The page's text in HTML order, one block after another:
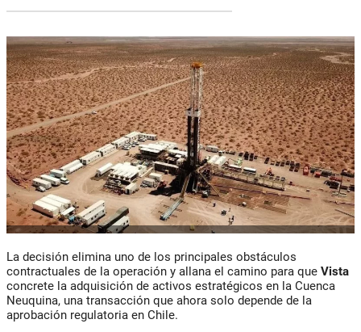
La decisión elimina uno de los principales obstáculos
contractuales de la operación y allana el camino para que Vista
concrete la adquisición de activos estratégicos en la Cuenca
Neuquina, una transacción que ahora solo depende de la
aprobación regulatoria en Chile.